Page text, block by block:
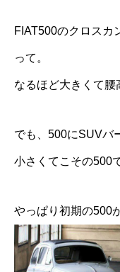
FIAT500のクロスカ
って。
なるほど大きくて腰
でも、500にSUVバ
小さくてこその500
やっぱり初期の500